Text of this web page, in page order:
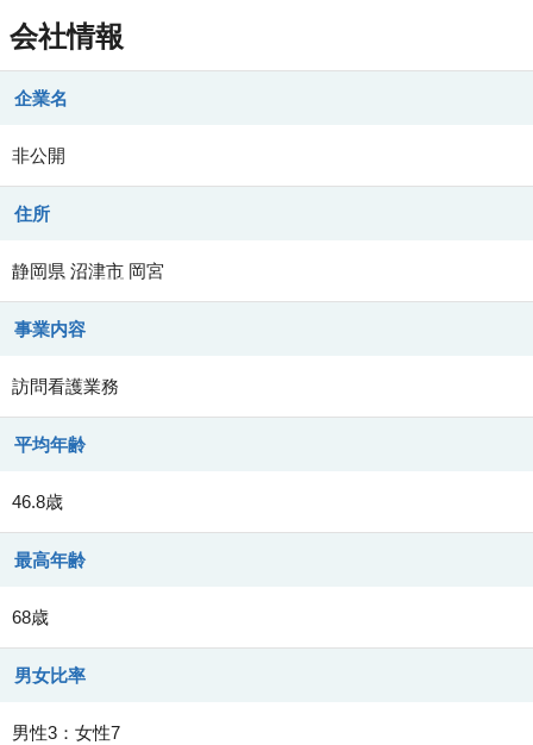
会社情報
企業名
非公開
住所
静岡県 沼津市 岡宮
事業内容
訪問看護業務
平均年齢
46.8歳
最高年齢
68歳
男女比率
男性3：女性7